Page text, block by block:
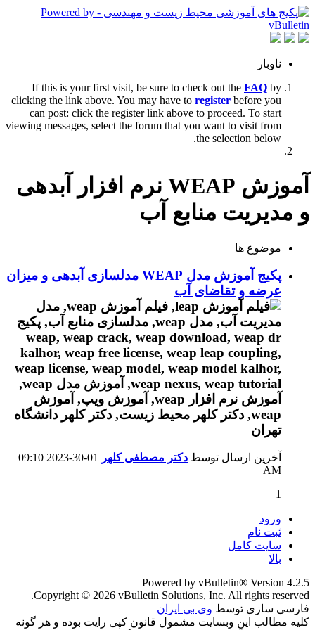
ناوبار
If this is your first visit, be sure to check out the FAQ by
clicking the link above. You may have to register before you
can post: click the register link above to proceed. To start
viewing messages, select the forum that you want to visit from
the selection below.
آموزش WEAP نرم افزار آبدهی
و مدیریت منابع آب
موضوع ها
پکیج آموزش مدل WEAP مدلسازی آبدهی و میزان
عرضه و تقاضای آب
آخرین ارسال توسط دکتر مصطفی کلهر
09:10
AM
1
ورود
ثبت نام
سایت کامل
بالا
Powered by vBulletin® Version 4.2.5
Copyright © 2026 vBulletin Solutions, Inc. All rights reserved.
فارسی سازی توسط وی بی ایران
کلیه مطالب این وبسایت مشمول قانون کپی رایت بوده و هر گونه